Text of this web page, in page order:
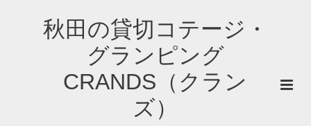
秋田の貸切コテージ・
グランピング
CRANDS（クラン
ズ）